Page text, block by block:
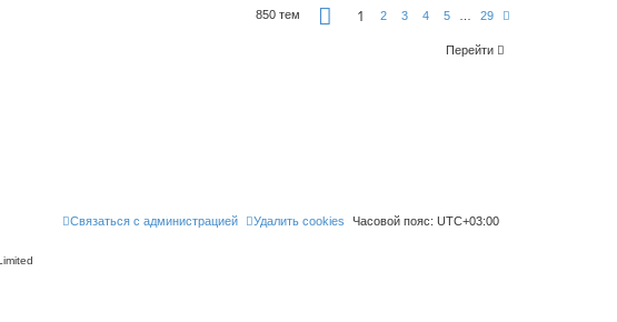
850 тем 1 2 3 4 5 29
Перейти
Часовой пояс: UTC+03:00
Удалить cookies
Связаться с администрацией